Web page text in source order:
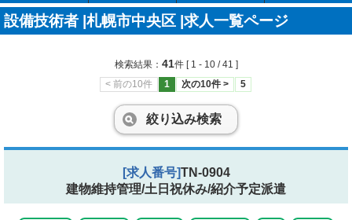
設備技術者 |札幌市中央区 |求人一覧ページ
検索結果： 41件 [ 1 - 10 / 41 ]
< 前の10件
1 次の10件 > 5
絞り込み検索
[求人番号]TN-0904
建物維持管理/土日祝休み/紹介予定派遣